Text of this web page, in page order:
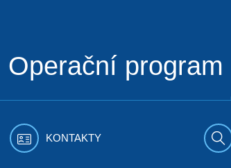
Operační program
KONTAKTY